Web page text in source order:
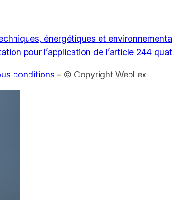
énergétiques et
pour l’application de l’article 244
conditions – © Copyright WebLex